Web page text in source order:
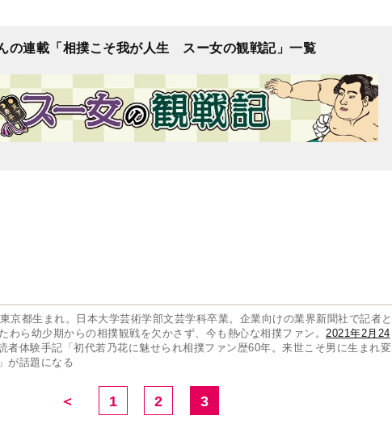
の連載「相撲こそ我が人生 スー女の観戦記」一覧
京都生まれ。日本大学芸術学部文芸学科卒業。企業向けの業界新聞社で記者と
わら幼少期からの相撲観戦を欠かさず、今も熱心な相撲ファン。 2021年2月24
者体験手記「初代若乃花に魅せられ相撲ファン歴60年。来世こそ男に生まれ変
が話題になる
＜ 1 2 3